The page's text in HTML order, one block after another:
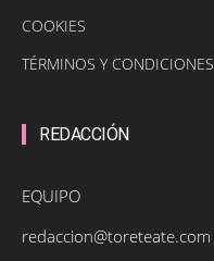
COOKIES
TÉRMINOS Y CONDICIONES
REDACCIÓN
EQUIPO
redaccion@toreteate.com